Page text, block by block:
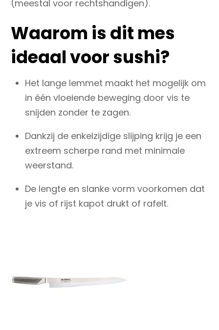
(meestal voor rechtshandigen).
Waarom is dit mes
ideaal voor sushi?
Het lange lemmet maakt het mogelijk om
in één vloeiende beweging door vis te
snijden zonder te zagen.
Dankzij de enkelzijdige slijping krijg je een
extreem scherpe rand met minimale
weerstand.
De lengte en slanke vorm voorkomen dat
je vis of rijst kapot drukt of rafelt.